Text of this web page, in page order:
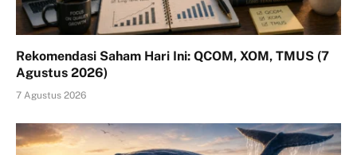
Rekomendasi Saham Hari Ini: QCOM, XOM, TMUS (7
Agustus 2026)
7 Agustus 2026